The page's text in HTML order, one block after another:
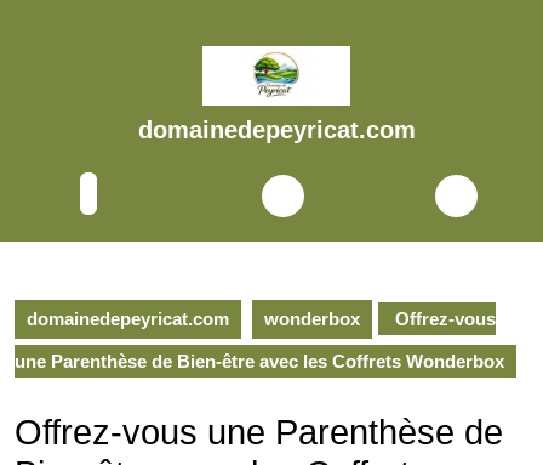
domainedepeyricat.com
domainedepeyricat.com wonderbox Offrez-vous
une Parenthèse de Bien-être avec les Coffrets Wonderbox
Offrez-vous une Parenthèse de